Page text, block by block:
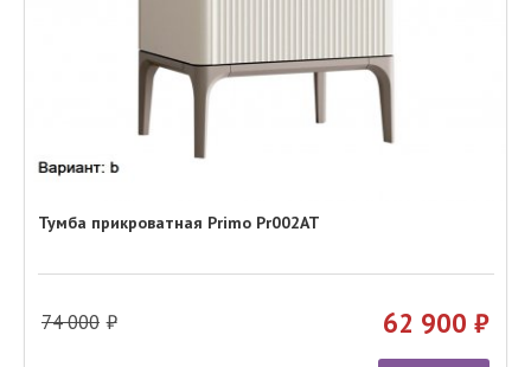
Тумба прикроватная Primo Pr002AT
74 000 62 900